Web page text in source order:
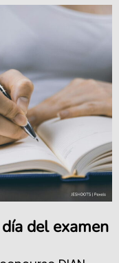
del examen